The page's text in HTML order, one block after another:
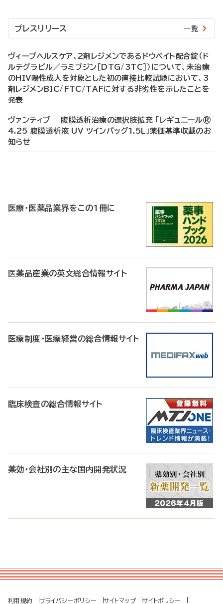
プレスリリース 一覧
ヴィーブヘルスケア、2剤レジメンであるドウベイト配合錠（ド
ルテグラビル／ラミブジン［DTG/3TC］）について、未治療
のHIV陽性成人を対象とした初の直接比較試験において、3
剤レジメンBIC/FTC/TAFに対する非劣性を示したことを
発表
ヴァンティブ 腹膜透析治療の選択肢拡充 「レギュニール®
4.25 腹膜透析液 UV ツインバッグ1.5L」薬価基準収載のお
知らせ
医療・医薬品業界をこの1冊に
医薬品産業の英文総合情報サイト
医療制度・医療経営の総合情報サイト
臨床検査の総合情報サイト
薬効・会社別の主な国内開発状況
利用規約 プライバシーポリシー サイトマップ サイトポリシー